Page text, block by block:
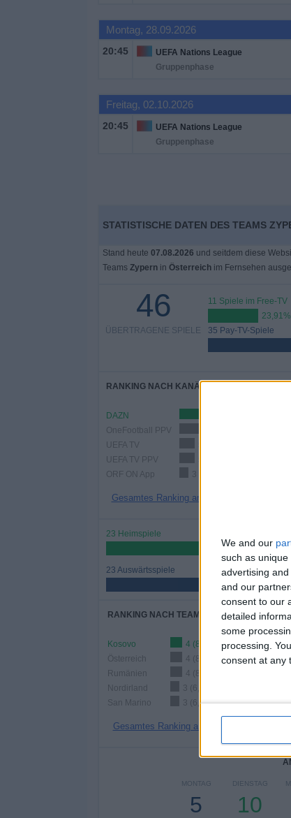
We and our
such as
advertising
and our
consent to our
detailed
some
processing.
consent at any
Montag, 28.09.2026
20:45
UEFA Nations League
Gruppenphase
Freitag, 02.10.2026
20:45
UEFA Nations League
Gruppenphase
STATISTISCHE DATEN DES TEAMS
Stand heute 07.08.2026 und seitdem diese
Teams Zypernin Österreichim Fernsehen
46
ÜBERTRAGENE SPIELE
11 Spiele im Free-TV
23,91%
35 Pay-TV-Spiele
RANKING NACH KANÄLEN
DAZN
OneFootball PPV
UEFA TV
UEFA TV PPV
ORF ON App
3 (6,52%)
Gesamtes Ranking anzeigen
23 Heimspiele
50%
23 Auswärtsspiele
50%
RANKING NACH TEAMS
Kosovo
4 (8,7%)
Österreich
4 (8,7%)
Rumänien
4 (8,7%)
Nordirland
3 (6,52%)
San Marino
3 (6,52%)
Gesamtes Ranking anzeigen
MONTAG
5
DIENSTAG
10